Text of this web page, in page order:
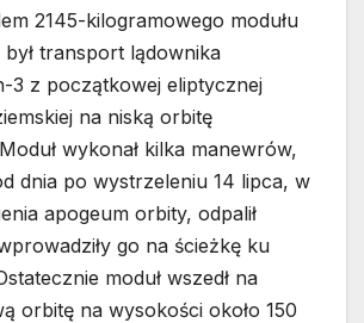
2145-kilogramowego modułu
transport lądownika
3 z początkowej eliptycznej
na niską orbitę
wykonał kilka manewrów,
dnia po wystrzeleniu 14 lipca, w
apogeum orbity, odpalił
go na ścieżkę ku
moduł wszedł na
orbitę na wysokości około 150